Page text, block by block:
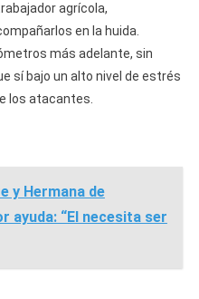
agrícola,
en la huida.
más adelante, sin
sí bajo un alto nivel de estrés
los atacantes.
y Hermana de
ayuda: “El necesita ser